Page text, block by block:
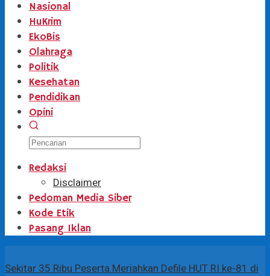
Nasional
HuKrim
EkoBis
Olahraga
Politik
Kesehatan
Pendidikan
Opini
Redaksi
Disclaimer
Pedoman Media Siber
Kode Etik
Pasang Iklan
Sekitar 35 Ribu Peserta Meriahkan Defile HUT RI ke-81 di